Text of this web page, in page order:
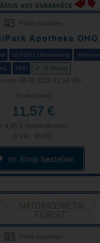
Profil einsehen
Apotheke OHG
SOFORT Überweisung Vorkasse
DPD E-Rezept
vom 08.08.2026 12:04 Uhr
Produktpreis
11,57 €
4,95 € Versandkosten
& inkl. MwSt.
im Shop bestellen
Profil einsehen